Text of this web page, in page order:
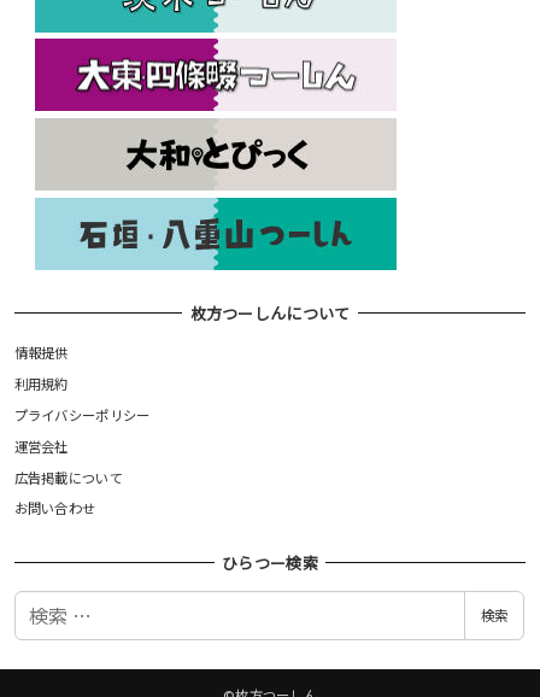
枚方つーしんについて
情報提供
利用規約
プライバシーポリシー
運営会社
広告掲載について
お問い合わせ
ひらつー検索
検
検索